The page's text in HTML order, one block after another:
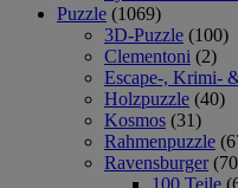
Puzzle (1069)
3D-Puzzle (100)
Clementoni (2)
Escape-, Krimi-
Holzpuzzle (40)
Kosmos (31)
Rahmenpuzzle
Ravensburger
100 Teile